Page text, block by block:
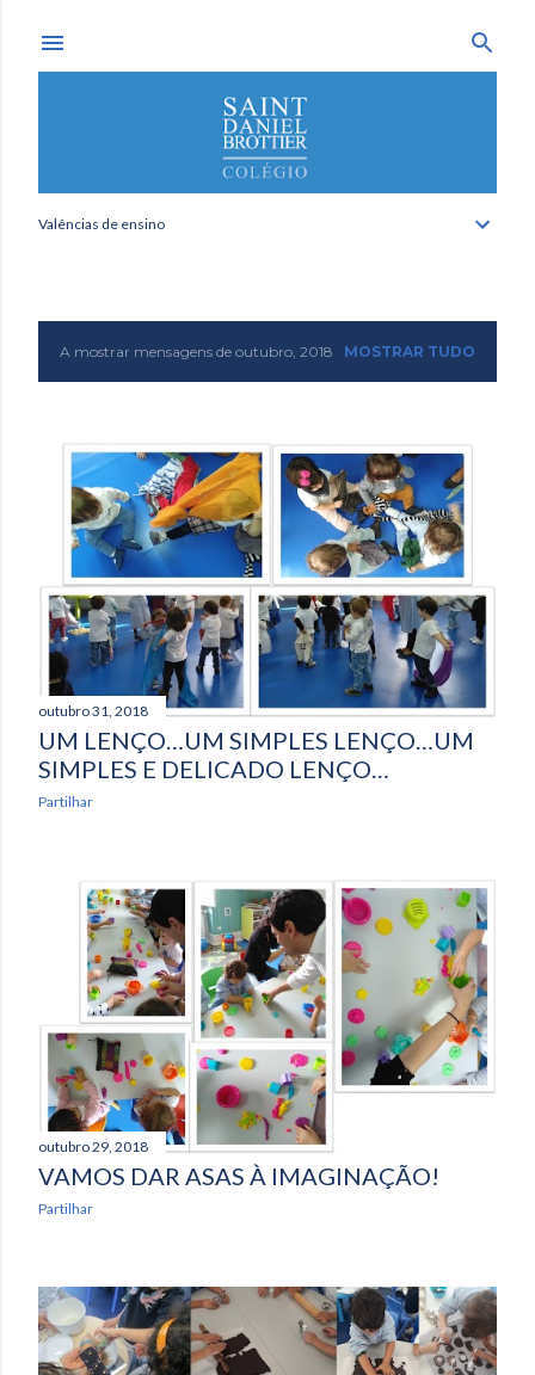
Valências de ensino
M
g
e
n
s
A mostrar mensagens de outubro, 2018 MOSTRAR TUDO
outubro 31, 2018
UM LENÇO…UM SIMPLES LENÇO…UM
SIMPLES E DELICADO LENÇO…
Partilhar
outubro 29, 2018
VAMOS DAR ASAS À IMAGINAÇÃO!
Partilhar